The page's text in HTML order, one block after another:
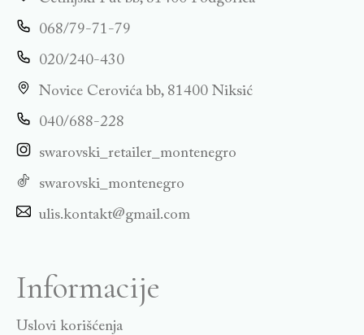
068/79-71-79
020/240-430
Novice Cerovića bb, 81400 Niksić
040/688-228
swarovski_retailer_montenegro
swarovski_montenegro
ulis.kontakt@gmail.com
Informacije
Uslovi korišćenja